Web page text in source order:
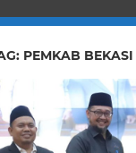
PEMKAB